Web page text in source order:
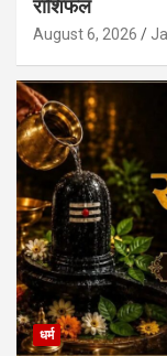
राशिफल
August 6, 2026
धर्म